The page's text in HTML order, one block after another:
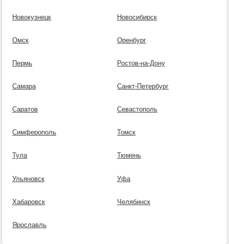
Новокузнецк Новосибирск
Омск Оренбург
Пермь Ростов-на-Дону
Самара Санкт-Петербург
Саратов Севастополь
Симферополь Томск
Тула Тюмень
Ульяновск Уфа
Хабаровск Челябинск
Ярославль